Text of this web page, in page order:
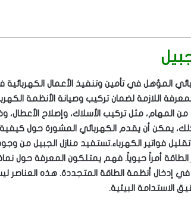
المؤهل في تأمين وتنفيذ الأعمال الكهربائية
اللازمة لضمان تركيب وصيانة الأنظمة
من المهام، مثل تركيب الأسلاك، وإصلاح
ذلك، يمكن أن يقدم الكهربائي المشورة حول
فواتير الكهرباء.تستفيد منازل الجبيل من
أمراً حيوياً. فهم يمتلكون المعرفة حول
في إدخال أنظمة الطاقة المتجددة. هذه العناصر
الاستدامة البيئية.